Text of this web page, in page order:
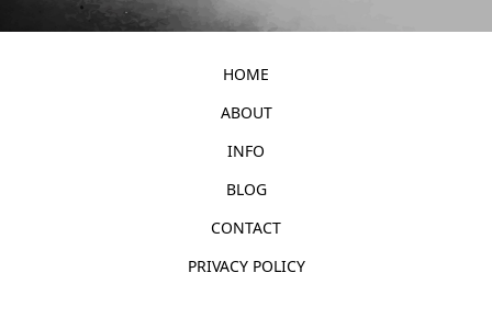
HOME
ABOUT
INFO
BLOG
CONTACT
PRIVACY POLICY